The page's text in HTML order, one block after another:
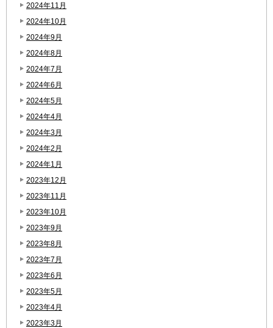
2024年11月
2024年10月
2024年9月
2024年8月
2024年7月
2024年6月
2024年5月
2024年4月
2024年3月
2024年2月
2024年1月
2023年12月
2023年11月
2023年10月
2023年9月
2023年8月
2023年7月
2023年6月
2023年5月
2023年4月
2023年3月